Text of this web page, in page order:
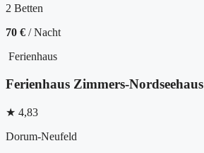
2 Betten
70 € / Nacht
Ferienhaus
Ferienhaus Zimmers-Nordseehaus
★ 4,83
Dorum-Neufeld